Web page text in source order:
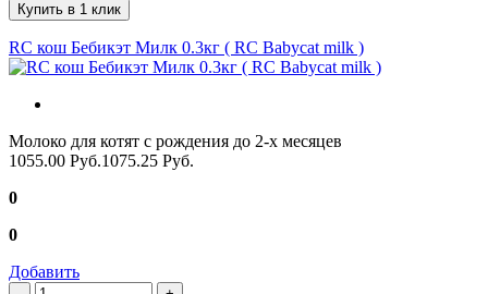
Купить в 1 клик
RC кош Бебикэт Милк 0.3кг ( RC Babycat milk )
Молоко для котят с рождения до 2-х месяцев
1055.00 Руб.1075.25 Руб.
0
0
Добавить